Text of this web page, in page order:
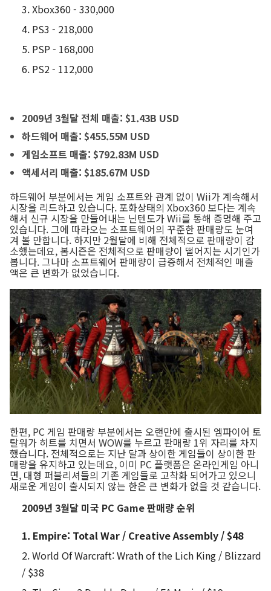
Xbox360 - 330,000
PS3 - 218,000
PSP - 168,000
PS2 - 112,000
2009년 3월달 전체 매출: $1.43B USD
하드웨어 매출: $455.55M USD
게임소프트 매출: $792.83M USD
액세서리 매출: $185.67M USD
하드웨어 부분에서는 게임 소프트와 관계 없이 Wii가 계속해서
시장을 리드하고 있습니다. 포화상태의 Xbox360 보다는 계속
해서 신규 시장을 만들어내는 닌텐도가 Wii를 통해 증명해 주고
있습니다. 그에 따라오는 소프트웨어의 꾸준한 판매량도 눈여
겨 볼 만합니다. 하지만 2월달에 비해 전체적으로 판매량이 감
소했는데요, 봄시즌은 전체적으로 판매량이 떨어지는 시기인가
봅니다. 그나마 소프트웨어 판매량이 급증해서 전체적인 매출
액은 큰 변화가 없었습니다.
한편, PC 게임 판매량 부분에서는 오랜만에 출시된 엠파이어 토
탈워가 히트를 치면서 WOW를 누르고 판매량 1위 자리를 차지
했습니다. 전체적으로는 지난 달과 상이한 게임들이 상이한 판
매량을 유지하고 있는데요, 이미 PC 플랫폼은 온라인게임 아니
면, 대형 퍼블리셔들의 기존 게임들로 고착화 되어가고 있으니
새로운 게임이 출시되지 않는 한은 큰 변화가 없을 것 같습니다.
2009년 3월달 미국 PC Game 판매량 순위
Empire: Total War / Creative Assembly / $48
World Of Warcraft: Wrath of the Lich King / Blizzard
/ $38